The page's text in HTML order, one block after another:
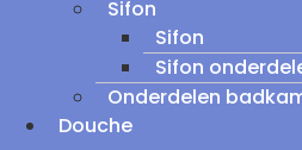
Sifon
Sifon
Sifon
Onderdelen
Douche